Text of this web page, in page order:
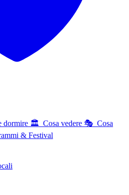
dormire 🏛 Cosa vedere 🎭 Cosa
& Festival